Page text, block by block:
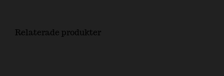
Relaterade produkter